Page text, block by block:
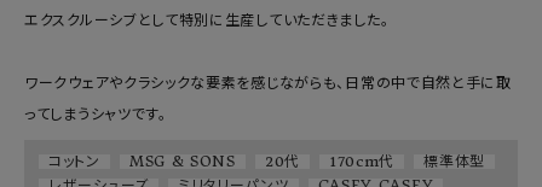
エクスクルーシブとして特別に生産していただきました。
ワークウェアやクラシックな要素を感じながらも、日常の中で自然と手に取
ってしまうシャツです。
コットン MSG & SONS 20代 170cm代
標準体型